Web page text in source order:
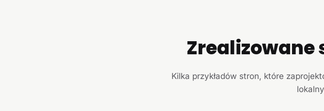
Kilka przykładów stron, które